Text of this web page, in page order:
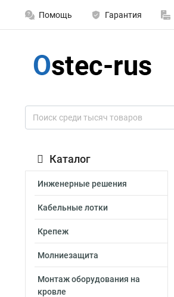
Помощь Гарантия
Каталог
Инженерные решения
Кабельные лотки
Крепеж
Молниезащита
Монтаж оборудования на
кровле